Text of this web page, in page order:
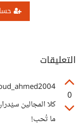
التعليقات
0
كلا المجالين
ما تُحب!